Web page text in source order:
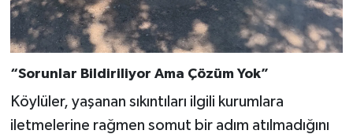
“Sorunlar Bildiriliyor Ama Çözüm Yok”
Köylüler, yaşanan sıkıntıları ilgili kurumlara
iletmelerine rağmen somut bir adım atılmadığını